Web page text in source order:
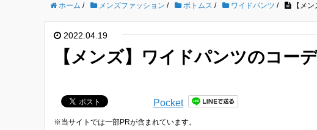
ホーム / メンズファッション / ボトムス / ワイドパンツ / 【メ
2022.04.19
【メンズ】ワイドパンツのコー
Pocket
※当サイトでは一部PRが含まれています。